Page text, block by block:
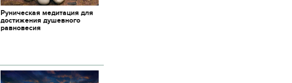
Руническая медитация для
достижения душевного
равновесия